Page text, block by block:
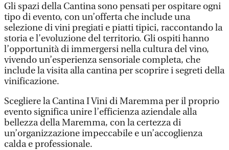
Gli spazi della Cantina sono pensati per ospitare ogni
tipo di evento, con un’offerta che include una
selezione di vini pregiati e piatti tipici, raccontando la
storia e l’evoluzione del territorio. Gli ospiti hanno
l’opportunità di immergersi nella cultura del vino,
vivendo un’esperienza sensoriale completa, che
include la visita alla cantina per scoprire i segreti della
vinificazione.
Scegliere la Cantina I Vini di Maremma per il proprio
evento significa unire l’efficienza aziendale alla
bellezza della Maremma, con la certezza di
un’organizzazione impeccabile e un’accoglienza
calda e professionale.